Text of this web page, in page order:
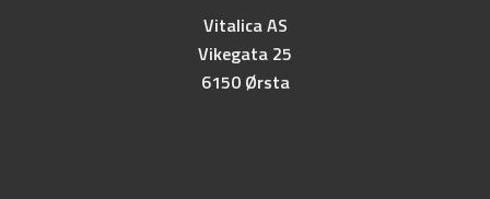
Vitalica AS
Vikegata 25
6150 Ørsta